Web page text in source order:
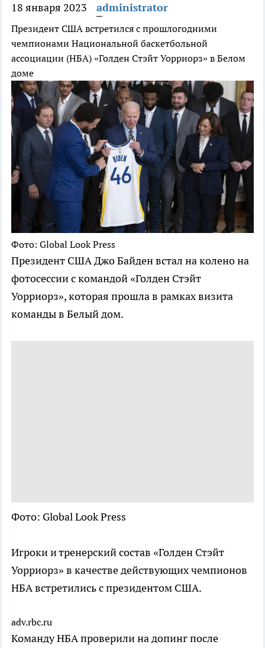
18 января 2023 administrator
Президент США встретился с прошлогодними
чемпионами Национальной баскетбольной
ассоциации (НБА) «Голден Стэйт Уорриорз» в Белом
доме
Фото: Global Look Press
Президент США Джо Байден встал на колено на
фотосессии с командой «Голден Стэйт
Уорриорз», которая прошла в рамках визита
команды в Белый дом.
Фото: Global Look Press
Игроки и тренерский состав «Голден Стэйт
Уорриорз» в качестве действующих чемпионов
НБА встретились с президентом США.
adv.rbc.ru
Команду НБА проверили на допинг после